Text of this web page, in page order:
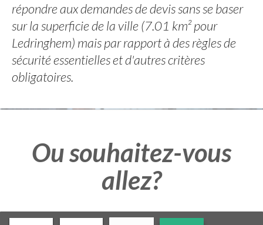
répondre aux demandes de devis sans se baser
sur la superficie de la ville (7.01 km² pour
Ledringhem) mais par rapport à des règles de
sécurité essentielles et d'autres critères
obligatoires.
Ou souhaitez-vous
allez?